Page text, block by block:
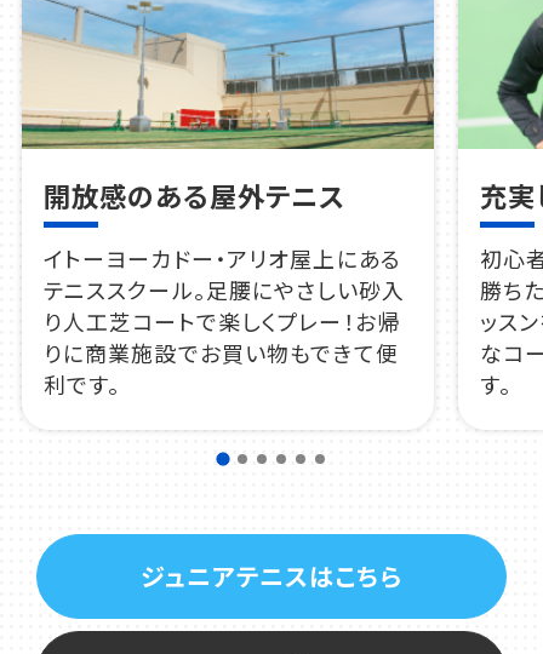
開放感のある屋外テニス
イトーヨーカドー・アリオ屋上にある
テニススクール。足腰にやさしい砂入
り人工芝コートで楽しくプレー！お帰
りに商業施設でお買い物もできて便
利です。
充実
初心
勝ち
ッス
なコ
す。
ジュニアテニスはこちら